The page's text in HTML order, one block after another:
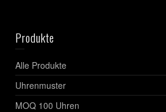
Produkte
Alle Produkte
Uhrenmuster
MOQ 100 Uhren